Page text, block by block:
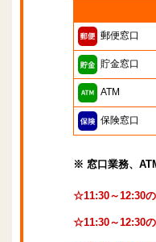
郵便窓口
貯金窓口
ATM
保険窓口
※ 窓口業務、
☆11:30～12:30の
☆11:30～12:30の